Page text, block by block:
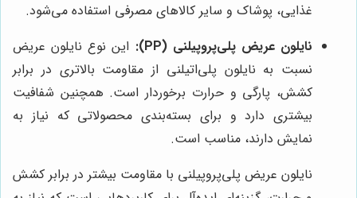
غذایی، پوشاک و سایر کالاهای مصرفی استفاده می‌شود.
نایلون عریض پلی‌پروپیلنی (PP):
این نوع نایلون عریض
نسبت به نایلون پلی‌اتیلنی از مقاومت بالاتری در برابر
کشش، پارگی و حرارت برخوردار است. همچنین شفافیت
بیشتری دارد و برای بسته‌بندی محصولاتی که نیاز به
نمایش دارند، مناسب است.
نایلون عریض پلی‌پروپیلنی با مقاومت بیشتر در برابر کشش